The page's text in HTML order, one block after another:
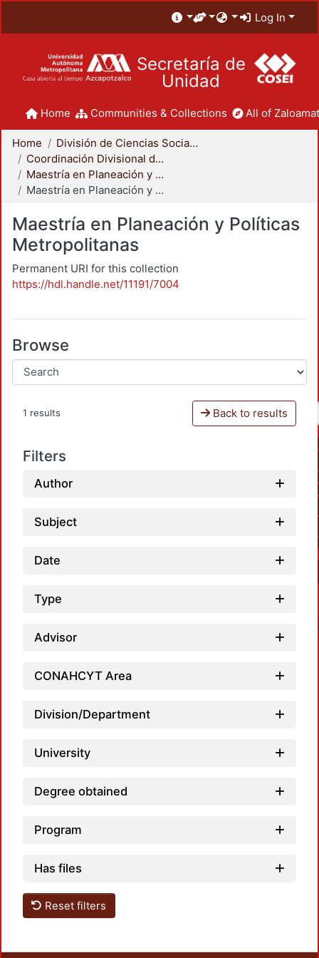
Log In
Secretaría de
Unidad
Home Communities & Collections All of
Home
División de Ciencias Sociales y Humanidades
Coordinación Divisional de Posgrado
Maestría en Planeación y Políticas Metropolitanas
Maestría en Planeación y Políticas Metropolitanas
Maestría en Planeación y Políticas
Metropolitanas
Permanent URI for this collection
https://hdl.handle.net/11191/7004
Browse
1 results Back to results
Filters
Author
Subject
Date
Type
Advisor
CONAHCYT Area
Division/Department
University
Degree obtained
Program
Has files
Reset filters